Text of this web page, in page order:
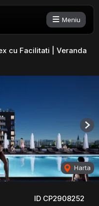
Meniu
cu Facilitati | Veranda
ID CP2908252
Harta